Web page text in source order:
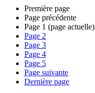
Première page
Page précédente
Page 1 (page actuelle)
Page 2
Page 3
Page 4
Page 5
Page suivante
Dernière page